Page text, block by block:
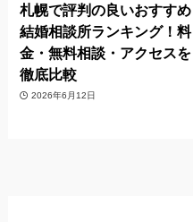
札幌で評判の良いおすすめ
結婚相談所ランキング！料
金・無料相談・アクセスを
徹底比較
2026年6月12日